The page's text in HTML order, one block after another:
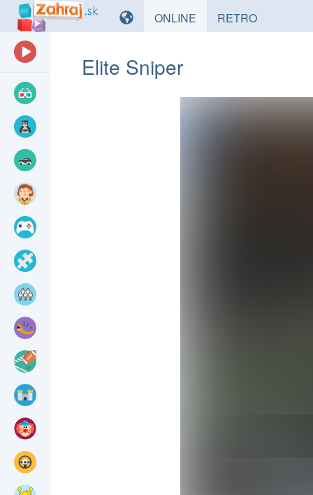
ONLINE HRYRETROHRY
Elite Sniper